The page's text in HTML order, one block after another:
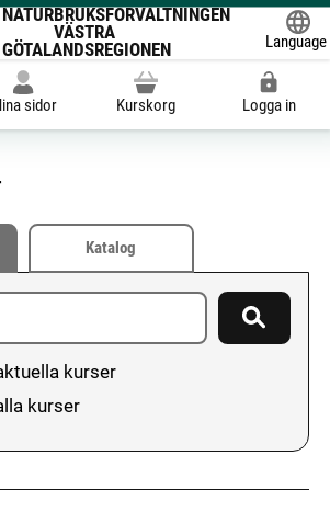
NATURBRUKSFÖRVALTNINGEN
VÄSTRA
GÖTALANDSREGIONEN
Language
sidor Kurskorg Logga in
Katalog
aktuella kurser eller hela utbudet
kurser
kurser
Sök